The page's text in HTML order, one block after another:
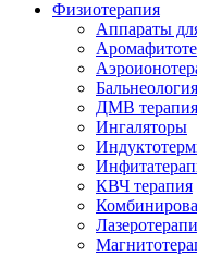
Физиотерапия
Аппараты
Бальнеология
ДМВ терапия
Ингаляторы
КВЧ терапия